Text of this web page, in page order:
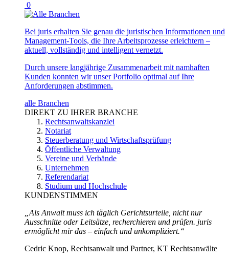
0
Bei juris erhalten Sie genau die juristischen Informationen und
Management-Tools, die Ihre Arbeitsprozesse erleichtern –
aktuell, vollständig und intelligent vernetzt.
Durch unsere langjährige Zusammenarbeit mit namhaften
Kunden konnten wir unser Portfolio optimal auf Ihre
Anforderungen abstimmen.
alle Branchen
DIREKT ZU IHRER BRANCHE
Rechtsanwaltskanzlei
Notariat
Steuerberatung und Wirtschaftsprüfung
Öffentliche Verwaltung
Vereine und Verbände
Unternehmen
Referendariat
Studium und Hochschule
KUNDENSTIMMEN
„Als Anwalt muss ich täglich Gerichtsurteile, nicht nur
Ausschnitte oder Leitsätze, recherchieren und prüfen. juris
ermöglicht mir das – einfach und unkompliziert.“
Cedric Knop, Rechtsanwalt und Partner, KT Rechtsanwälte